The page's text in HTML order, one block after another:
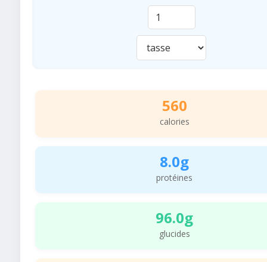
560
calories
8.0g
protéines
96.0g
glucides